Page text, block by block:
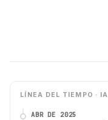
LÍNEA DEL TIEMPO · IA
ABR DE 2025